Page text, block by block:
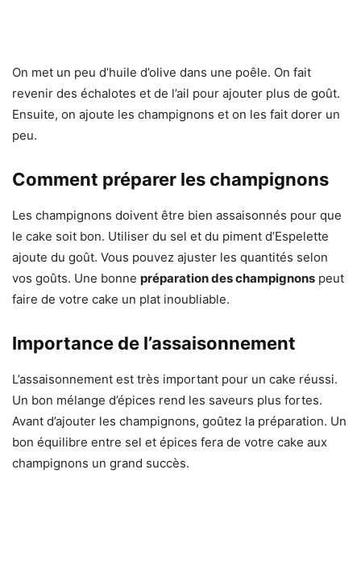
On met un peu d’huile d’olive dans une poêle. On fait
revenir des échalotes et de l’ail pour ajouter plus de goût.
Ensuite, on ajoute les champignons et on les fait dorer un
peu.
Comment préparer les champignons
Les champignons doivent être bien assaisonnés pour que
le cake soit bon. Utiliser du sel et du piment d’Espelette
ajoute du goût. Vous pouvez ajuster les quantités selon
vos goûts. Une bonne préparation des champignons peut
faire de votre cake un plat inoubliable.
Importance de l’assaisonnement
L’assaisonnement est très important pour un cake réussi.
Un bon mélange d’épices rend les saveurs plus fortes.
Avant d’ajouter les champignons, goûtez la préparation. Un
bon équilibre entre sel et épices fera de votre cake aux
champignons un grand succès.